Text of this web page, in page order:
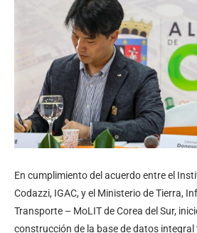
En cumplimiento del acuerdo entre el
Codazzi, IGAC, y el Ministerio de Tierra,
Transporte – MoLIT de Corea del Sur,
construcción de la base de datos integral